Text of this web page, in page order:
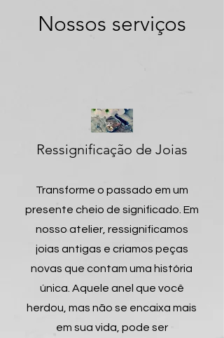
Nossos serviços
Ressignificação de Joias
Transforme o passado em um
presente cheio de significado. Em
nosso atelier, ressignificamos
joias antigas e criamos peças
novas que contam uma história
única. Aquele anel que você
herdou, mas não se encaixa mais
em sua vida, pode ser